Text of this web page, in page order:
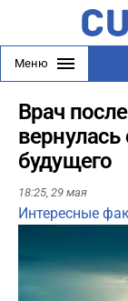
Меню
Врач
будущего
18:25, 29 мая
Интересные